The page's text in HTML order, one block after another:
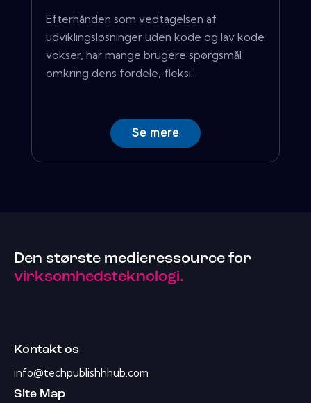
Efterhånden som vedtagelsen af ​​
udviklingsløsninger uden kode og lav kode
vokser, har mange brugere spørgsmål
omkring dens fordele, fleksi...
Se mere
Den største medieressource for
virksomhedsteknologi.
Kontakt os
info@techpublishhhub.com
Site Map